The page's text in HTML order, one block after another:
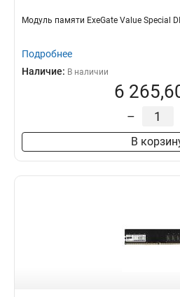
Модуль памяти ExeGate Value Special
Подробнее
Наличие: В наличии
6
–
В